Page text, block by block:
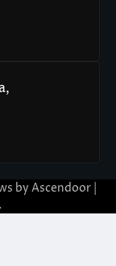
by Ascendoor|
.